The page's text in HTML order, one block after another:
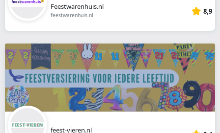
Feestwarenhuis.nl
feestwarenhuis.nl 8,9
feest-vieren.nl